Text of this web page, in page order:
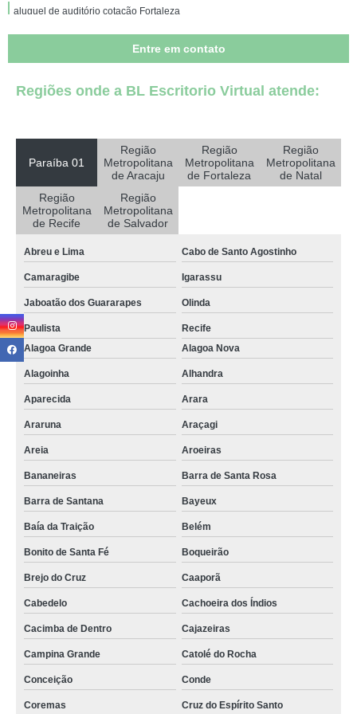
aluguel de auditório cotação Fortaleza
auditório de treinamento para aluguel preço Lucena
auditório de treinamento para aluguel preço Conde
locação de auditório preço Simões Filho
valor para aluguel auditório para eventos Fortaleza
aluguel auditório para eventos cotação Lauro de Freitas
auditório para aluguel cotação Rio Tinto
aluguel auditório preço Conde
onde encontrar locação auditório Soledade
onde encontrar locação de auditório Pitimbu
valor para aluguel auditório Juazeirinho
onde encontrar aluguel auditório para eventos Imaculada
locação auditório Catolé do Rocha
aluguel auditório para eventos preço Princesa Isabel
onde encontrar auditório de treinamento para aluguel Bayeux
aluguel auditório cotação Esperança
valor de auditório para locação Conceição
aluguel auditório Bayeux
valor para locação auditório Tacima
aluguel auditório para eventos preço Alagoa Grande
onde encontrar aluguel auditório para eventos Belém
onde encontrar aluguel de auditório Serra Branca
Entre em contato
Regiões onde a BL Escritorio Virtual atende:
Paraíba 01
Região
Metropolitana
de Aracaju
Região
Metropolitana
de Fortaleza
Região
Metropolitana
de Natal
Região
Metropolitana
de Recife
Região
Metropolitana
de Salvador
Abreu e Lima Cabo de Santo Agostinho
Camaragibe Igarassu
Jaboatão dos Guararapes Olinda
Paulista
Recife
Alagoa Grande
Alagoa Nova
Alagoinha Alhandra
Aparecida Arara
Araruna Araçagi
Areia Aroeiras
Bananeiras Barra de Santa Rosa
Barra de Santana Bayeux
Baía da Traição Belém
Bonito de Santa Fé Boqueirão
Brejo do Cruz Caaporã
Cabedelo Cachoeira dos Índios
Cacimba de Dentro Cajazeiras
Campina Grande Catolé do Rocha
Conceição Conde
Coremas Cruz do Espírito Santo